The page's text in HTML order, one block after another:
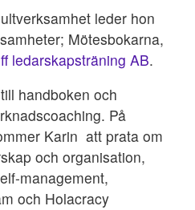
leder hon
Mötesbokarna,
ledarskapsträning AB.
handboken och
På
Karin att prata om
och organisation,
management,
och Holacracy